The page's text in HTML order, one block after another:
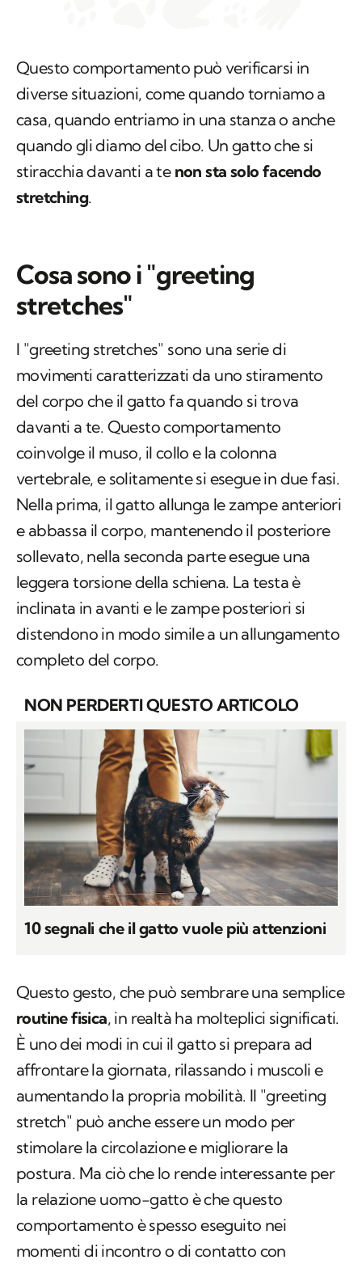
Questo comportamento può verificarsi in
diverse situazioni, come quando torniamo a
casa, quando entriamo in una stanza o anche
quando gli diamo del cibo. Un gatto che si
stiracchia davanti a te non sta solo facendo
stretching.
Cosa sono i "greeting
stretches"
I "greeting stretches" sono una serie di
movimenti caratterizzati da uno stiramento
del corpo che il gatto fa quando si trova
davanti a te. Questo comportamento
coinvolge il muso, il collo e la colonna
vertebrale, e solitamente si esegue in due fasi.
Nella prima, il gatto allunga le zampe anteriori
e abbassa il corpo, mantenendo il posteriore
sollevato, nella seconda parte esegue una
leggera torsione della schiena. La testa è
inclinata in avanti e le zampe posteriori si
distendono in modo simile a un allungamento
completo del corpo.
NON PERDERTI QUESTO ARTICOLO
10 segnali che il gatto vuole più attenzioni
Questo gesto, che può sembrare una semplice
routine fisica, in realtà ha molteplici significati.
È uno dei modi in cui il gatto si prepara ad
affrontare la giornata, rilassando i muscoli e
aumentando la propria mobilità. Il "greeting
stretch" può anche essere un modo per
stimolare la circolazione e migliorare la
postura. Ma ciò che lo rende interessante per
la relazione uomo-gatto è che questo
comportamento è spesso eseguito nei
momenti di incontro o di contatto con